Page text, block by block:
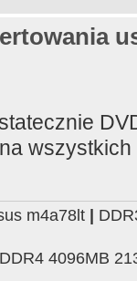
m4a78lt
4096MB